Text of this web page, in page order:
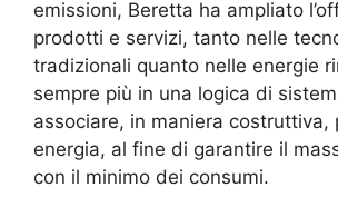
emissioni, Beretta ha ampliato
prodotti e servizi, tanto nelle
tradizionali quanto nelle energie
sempre più in una logica di
associare, in maniera costruttiva,
energia, al fine di garantire il
con il minimo dei consumi.